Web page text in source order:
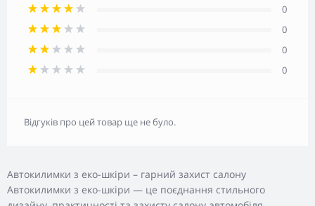
Автокилимки з еко-шкіри – гарний захист салону
Автокилимки з еко-шкіри — це поєднання стильного
0
0
0
0
Відгуків про цей товар ще не було.